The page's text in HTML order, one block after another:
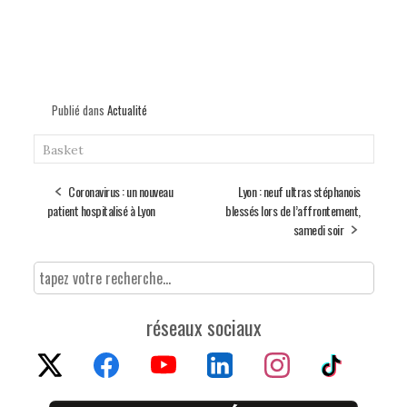
Publié dans Actualité
Basket
Coronavirus : un nouveau
patient hospitalisé à Lyon
Lyon : neuf ultras stéphanois
blessés lors de l’affrontement,
samedi soir
réseaux sociaux